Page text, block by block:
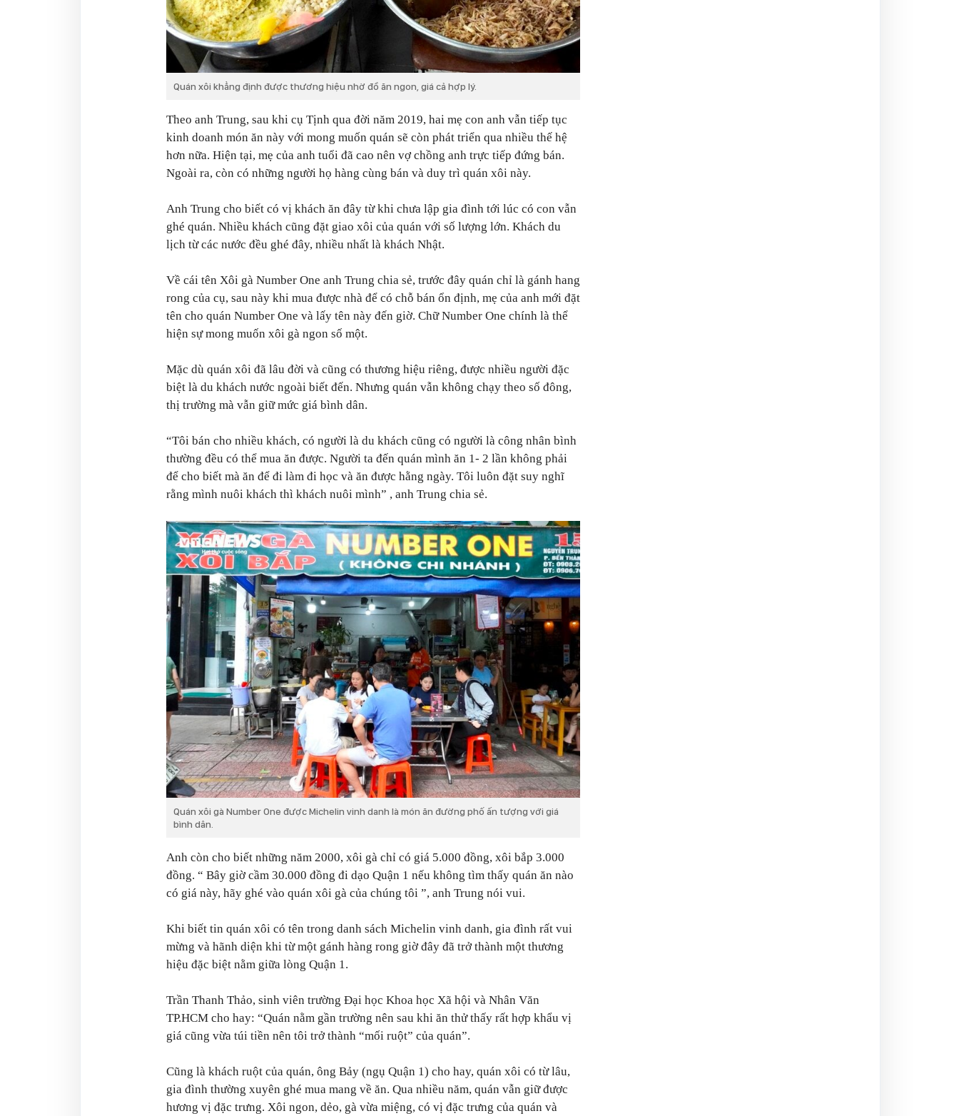
Quán xôi khẳng định được thương hiệu nhờ đồ ăn ngon, giá cả hợp lý.
Theo anh Trung, sau khi cụ Tịnh qua đời năm 2019, hai mẹ con anh vẫn tiếp tục
kinh doanh món ăn này với mong muốn quán sẽ còn phát triển qua nhiều thế hệ
hơn nữa. Hiện tại, mẹ của anh tuổi đã cao nên vợ chồng anh trực tiếp đứng bán.
Ngoài ra, còn có những người họ hàng cùng bán và duy trì quán xôi này.
Anh Trung cho biết có vị khách ăn đây từ khi chưa lập gia đình tới lúc có con vẫn
ghé quán. Nhiều khách cũng đặt giao xôi của quán với số lượng lớn. Khách du
lịch từ các nước đều ghé đây, nhiều nhất là khách Nhật.
Về cái tên Xôi gà Number One anh Trung chia sẻ, trước đây quán chỉ là gánh hang
rong của cụ, sau này khi mua được nhà để có chỗ bán ổn định, mẹ của anh mới đặt
tên cho quán Number One và lấy tên này đến giờ. Chữ Number One chính là thể
hiện sự mong muốn xôi gà ngon số một.
Mặc dù quán xôi đã lâu đời và cũng có thương hiệu riêng, được nhiều người đặc
biệt là du khách nước ngoài biết đến. Nhưng quán vẫn không chạy theo số đông,
thị trường mà vẫn giữ mức giá bình dân.
“Tôi bán cho nhiều khách, có người là du khách cũng có người là công nhân bình
thường đều có thể mua ăn được. Người ta đến quán mình ăn 1- 2 lần không phải
để cho biết mà ăn để đi làm đi học và ăn được hằng ngày. Tôi luôn đặt suy nghĩ
rằng mình nuôi khách thì khách nuôi mình” , anh Trung chia sẻ.
Quán xôi gà Number One được Michelin vinh danh là món ăn đường phố ấn tượng với giá
bình dân.
Anh còn cho biết những năm 2000, xôi gà chỉ có giá 5.000 đồng, xôi bắp 3.000
đồng. “ Bây giờ cầm 30.000 đồng đi dạo Quận 1 nếu không tìm thấy quán ăn nào
có giá này, hãy ghé vào quán xôi gà của chúng tôi ”, anh Trung nói vui.
Khi biết tin quán xôi có tên trong danh sách Michelin vinh danh, gia đình rất vui
mừng và hãnh diện khi từ một gánh hàng rong giờ đây đã trở thành một thương
hiệu đặc biệt nằm giữa lòng Quận 1.
Trần Thanh Thảo, sinh viên trường Đại học Khoa học Xã hội và Nhân Văn
TP.HCM cho hay: “Quán nằm gần trường nên sau khi ăn thử thấy rất hợp khẩu vị
giá cũng vừa túi tiền nên tôi trở thành “mối ruột” của quán”.
Cũng là khách ruột của quán, ông Bảy (ngụ Quận 1) cho hay, quán xôi có từ lâu,
gia đình thường xuyên ghé mua mang về ăn. Qua nhiều năm, quán vẫn giữ được
hương vị đặc trưng. Xôi ngon, dẻo, gà vừa miệng, có vị đặc trưng của quán và